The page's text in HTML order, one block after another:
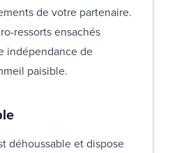
de votre partenaire.
ressorts ensachés
indépendance de
paisible.
déhoussable et dispose